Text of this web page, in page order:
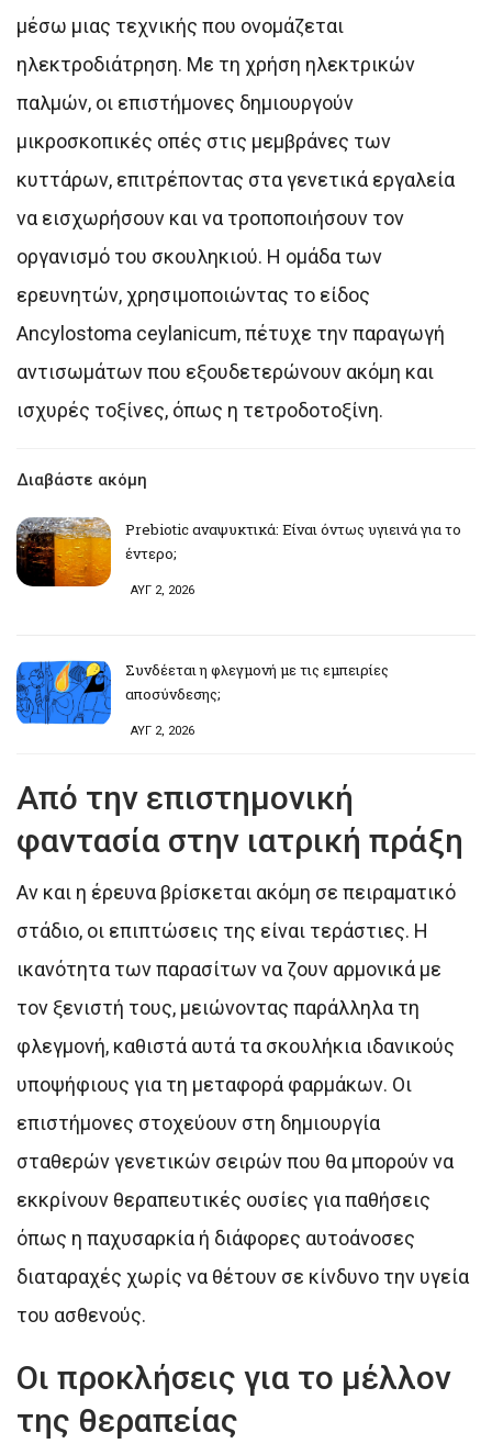
μέσω μιας τεχνικής που ονομάζεται
ηλεκτροδιάτρηση. Με τη χρήση ηλεκτρικών
παλμών, οι επιστήμονες δημιουργούν
μικροσκοπικές οπές στις μεμβράνες των
κυττάρων, επιτρέποντας στα γενετικά εργαλεία
να εισχωρήσουν και να τροποποιήσουν τον
οργανισμό του σκουληκιού. Η ομάδα των
ερευνητών, χρησιμοποιώντας το είδος
Ancylostoma ceylanicum, πέτυχε την παραγωγή
αντισωμάτων που εξουδετερώνουν ακόμη και
ισχυρές τοξίνες, όπως η τετροδοτοξίνη.
Διαβάστε ακόμη
Prebiotic αναψυκτικά: Είναι όντως υγιεινά για το
έντερο;
ΑΥΓ 2, 2026
Συνδέεται η φλεγμονή με τις εμπειρίες
αποσύνδεσης;
ΑΥΓ 2, 2026
Από την επιστημονική
φαντασία στην ιατρική πράξη
Αν και η έρευνα βρίσκεται ακόμη σε πειραματικό
στάδιο, οι επιπτώσεις της είναι τεράστιες. Η
ικανότητα των παρασίτων να ζουν αρμονικά με
τον ξενιστή τους, μειώνοντας παράλληλα τη
φλεγμονή, καθιστά αυτά τα σκουλήκια ιδανικούς
υποψήφιους για τη μεταφορά φαρμάκων. Οι
επιστήμονες στοχεύουν στη δημιουργία
σταθερών γενετικών σειρών που θα μπορούν να
εκκρίνουν θεραπευτικές ουσίες για παθήσεις
όπως η παχυσαρκία ή διάφορες αυτοάνοσες
διαταραχές χωρίς να θέτουν σε κίνδυνο την υγεία
του ασθενούς.
Οι προκλήσεις για το μέλλον
της θεραπείας